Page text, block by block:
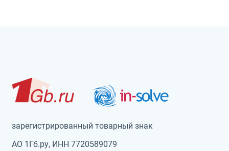
зарегистрированный товарный знак
АО 1Гб.ру, ИНН 7720589079